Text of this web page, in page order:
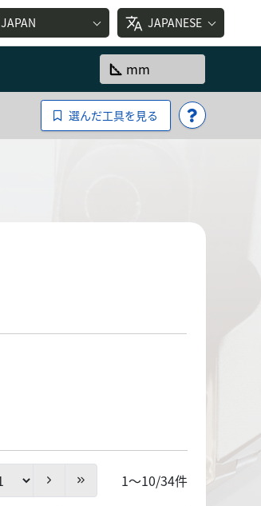
JAPAN translate JAPANESE
square_foot mm
選んだ工具を見る
1～10/34件